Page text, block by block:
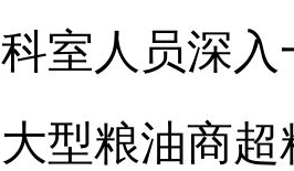
科室人员深
大型粮油商